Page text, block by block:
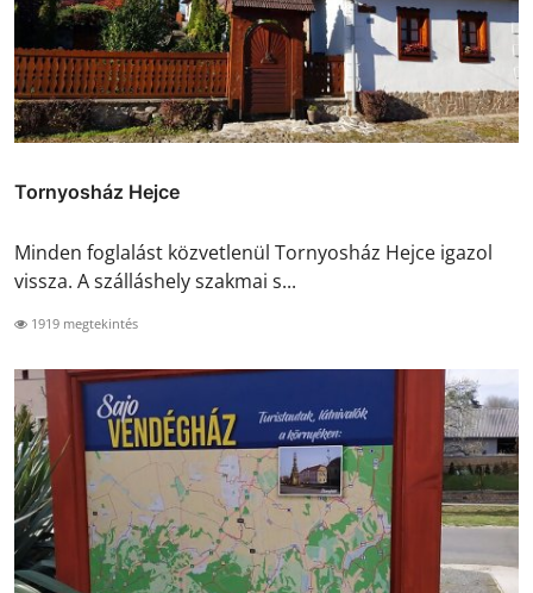
Tornyosház Hejce
Minden foglalást közvetlenül Tornyosház Hejce igazol
vissza. A szálláshely szakmai s...
1919 megtekintés